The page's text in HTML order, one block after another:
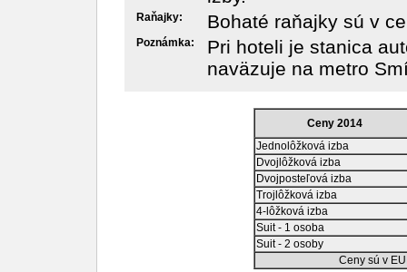
Raňajky: Bohaté raňajky sú v
Poznámka:
Pri hoteli je stanica
naväzuje na metro
Ceny 2014
Jednolôžková izba
Dvojlôžková izba
Dvojposteľová izba
Trojlôžková izba
4-lôžková izba
Suit - 1 osoba
Suit - 2 osoby
Ceny sú v